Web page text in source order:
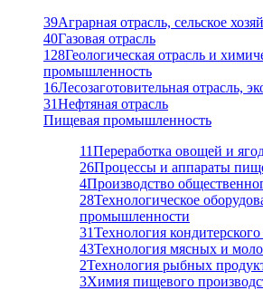
39Аграрная отрасль, сельское
40Газовая отрасль
128Геологическая отрасль и
промышленность
16Лесозаготовительная отрасль,
31Нефтяная отрасль
Пищевая промышленность
11Переработка овощей и
26Процессы и аппараты
4Производство
28Технологическое
промышленности
31Технология
43Технология мясных и
2Технология рыбных
3Химия пищевого